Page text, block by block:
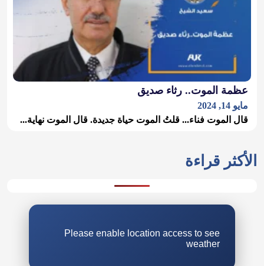
عظمة الموت.. رثاء صديق
مايو 14, 2024
قال الموت فناء... قلتُ الموت حياة جديدة. قال الموت نهاية...
الأكثر قراءة
Please enable location access to see
weather